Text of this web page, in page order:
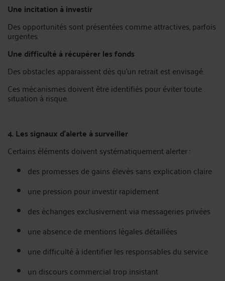
Une incitation à investir
Des opportunités sont présentées comme attractives, parfois
urgentes.
Une difficulté à récupérer les fonds
Des obstacles apparaissent dès qu’un retrait est envisagé.
Ces mécanismes doivent être identifiés pour éviter toute
situation à risque.
4. Les signaux d’alerte à surveiller
Certains éléments doivent systématiquement alerter :
des promesses de gains élevés sans explication claire
une pression pour investir rapidement
des échanges exclusivement via messageries privées
une absence de mentions légales détaillées
une difficulté à identifier les responsables du service
un discours commercial trop insistant